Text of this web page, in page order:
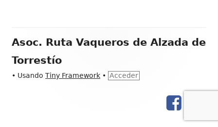
Contenido
Footer
Asoc. Ruta Vaqueros de Alzada de
Torrestío
• Usando Tiny Framework • Acceder
Facebook